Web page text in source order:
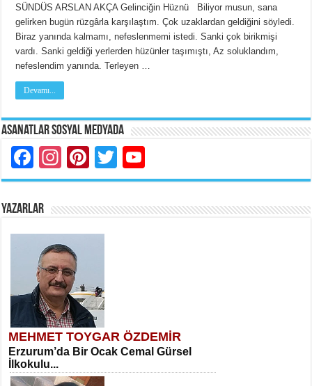
SÜNDÜS ARSLAN AKÇA Gelinciğin Hüznü Biliyor musun, sana
gelirken bugün rüzgârla karşılaştım. Çok uzaklardan geldiğini söyledi.
Biraz yanında kalmamı, nefeslenmemi istedi. Sanki çok birikmişi
vardı. Sanki geldiği yerlerden hüzünler taşımıştı, Az soluklandım,
nefeslendim yanında. Terleyen …
Devamı...
Asanatlar Sosyal Medyada
Facebook
Instagram
Pinterest
Twitter
YAZARLAR
MEHMET TOYGAR ÖZDEMİR
Erzurum’da Bir Ocak Cemal Gürsel
İlkokulu...